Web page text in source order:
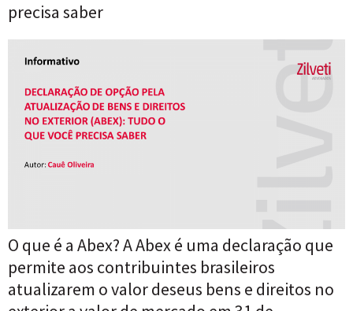
precisa saber
O que é a Abex? A Abex é uma declaração que
permite aos contribuintes brasileiros
atualizarem o valor deseus bens e direitos no